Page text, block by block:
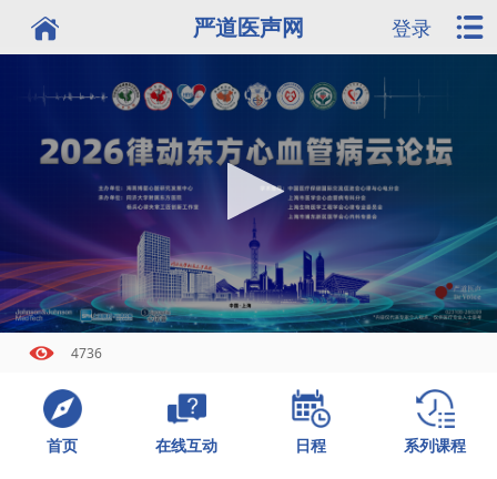
严道医声网 登录
4736
首页 在线互动 日程 系列课程